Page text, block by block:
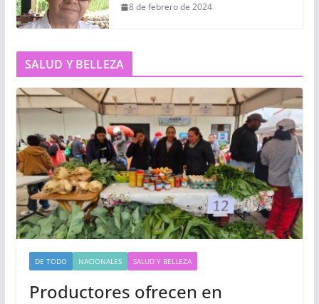
8 de febrero de 2024
SALUD Y BELLEZA
DE TODO NACIONALES SALUD Y BELLEZA
Productores ofrecen en